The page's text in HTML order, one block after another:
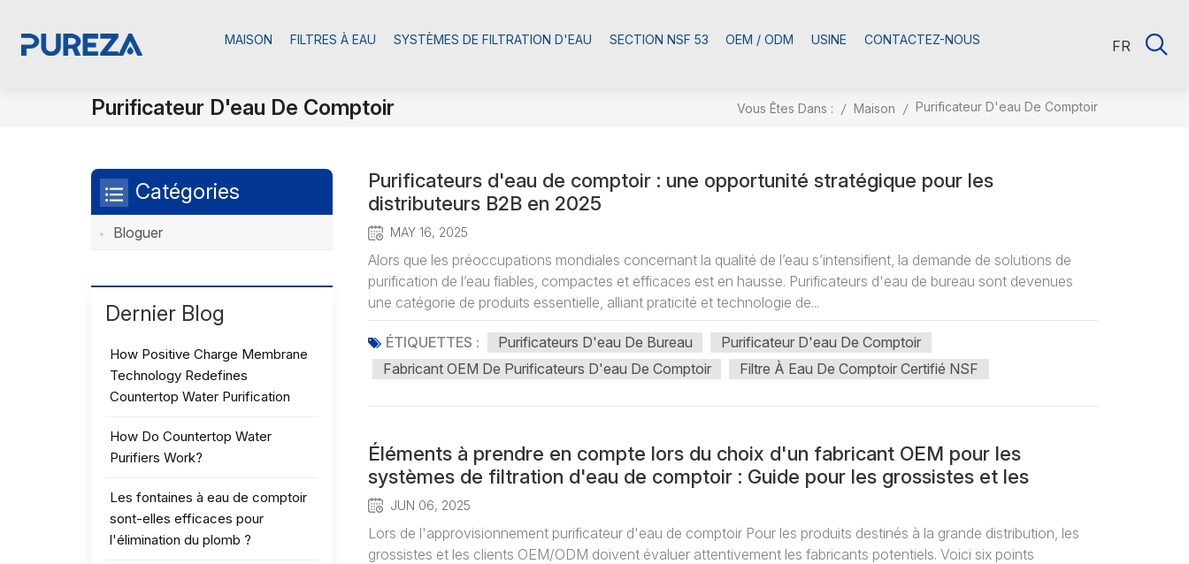
MAISON FILTRES À EAU SYSTÈMES DE FILTRATION D'EAU SECTION NSF 53 OEM / ODM USINE CONTACTEZ-NOUS FR
Purificateur D'eau De Comptoir Vous Êtes Dans : / Maison / Purificateur D'eau De Comptoir
Purificateurs d'eau de comptoir : une opportunité stratégique pour les
distributeurs B2B en 2025
MAY 16, 2025
Alors que les préoccupations mondiales concernant la qualité de l’eau s’intensifient, la demande de solutions de
purification de l’eau fiables, compactes et efficaces est en hausse. Purificateurs d'eau de bureau sont devenues
une catégorie de produits essentielle, alliant praticité et technologie de...
ÉTIQUETTES : Purificateurs D'eau De Bureau
Purificateur D'eau De Comptoir
Fabricant OEM De Purificateurs D'eau De Comptoir
Filtre À Eau De Comptoir Certifié NSF
Éléments à prendre en compte lors du choix d'un fabricant OEM pour les
systèmes de filtration d'eau de comptoir : Guide pour les grossistes et les
acheteurs professionnels
JUN 06, 2025
Lors de l'approvisionnement purificateur d'eau de comptoir Pour les produits destinés à la grande distribution, les
grossistes et les clients OEM/ODM doivent évaluer attentivement les fabricants potentiels. Voici six points
Catégories
Bloguer
Dernier Blog
How Positive Charge Membrane
Technology Redefines
Countertop Water Purification
How Do Countertop Water
Purifiers Work?
Les fontaines à eau de comptoir
sont-elles efficaces pour
l'élimination du plomb ?